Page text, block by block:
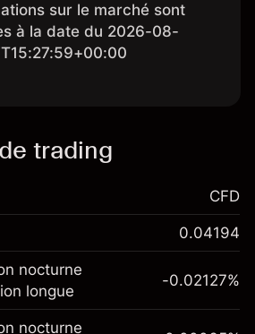
sur le marché sont
à la date du 2026-08-
trading
est disponible pour le
:
CFD
0.04194
nocturne
longue
-0.02127%
nocturne